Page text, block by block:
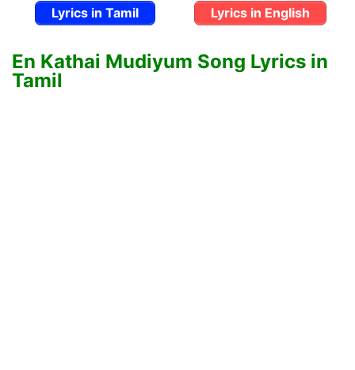
Lyrics in Tamil Lyrics in English
En Kathai Mudiyum Song Lyrics in
Tamil